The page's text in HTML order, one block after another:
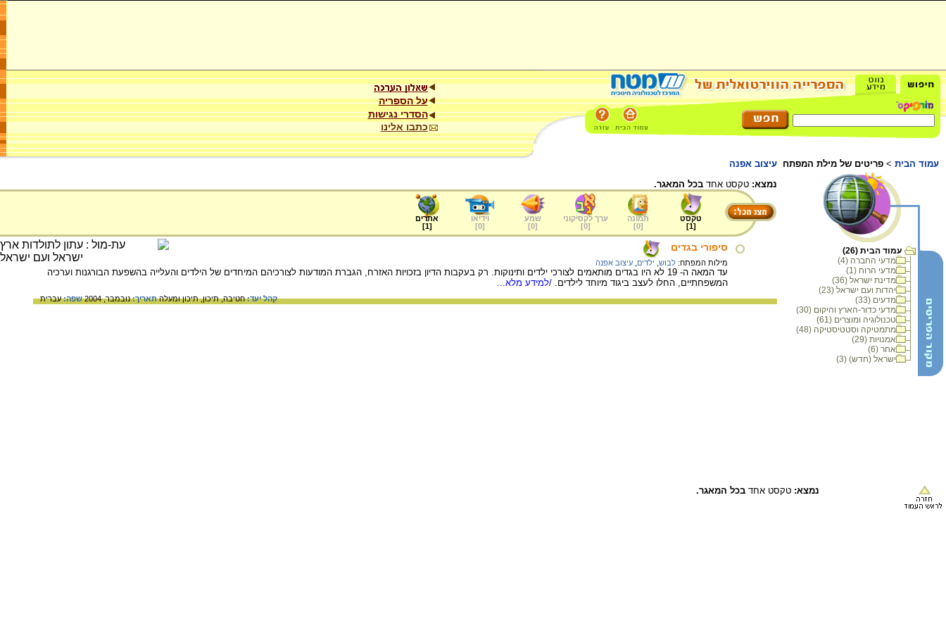
על הספריה
הסדרי נגישות
כתבו אלינו
עמוד הבית > פריטים של מילת המפתח עיצוב אפנה
עמוד הבית (26)
מדעי החברה (4)
מדעי הרוח (1)
מדינת ישראל (36)
יהדות ועם ישראל (23)
מדעים (33)
מדעי כדור-הארץ והיקום (30)
טכנולוגיה ומוצרים (61)
מתמטיקה וסטטיסטיקה (48)
אמנויות (29)
אחר (6)
ישראל (חדש) (3)
נמצא: טקסט אחד בכל המאגר.
טקסט
[
1
]
תמונה
[
0
]
ערך לקסיקוני
[
0
]
שמע
[
0
]
וידיאו
[
0
]
אתרים
[
1
]
סיפורי בגדים
מילות המפתח: לבוש ילדים עיצוב אפנה
עד המאה ה- 19 לא היו בגדים מותאמים לצורכי ילדים ותינוקות. רק בעקבות הדיון בזכויות האזרח, הגברת המודעות לצורכיהם המיחדים של הילדים והעלייה בהשפעת הבורגנות וערכיה
המשפחתיים, החלו לעצב ביגוד מיוחד לילדים. /למידע מלא...
קהל יעד:חטיבה,תיכון,תיכון ומעלהתאריך:נובמבר, 2004 שפה:עברית
נמצא: טקסט אחד בכל המאגר.